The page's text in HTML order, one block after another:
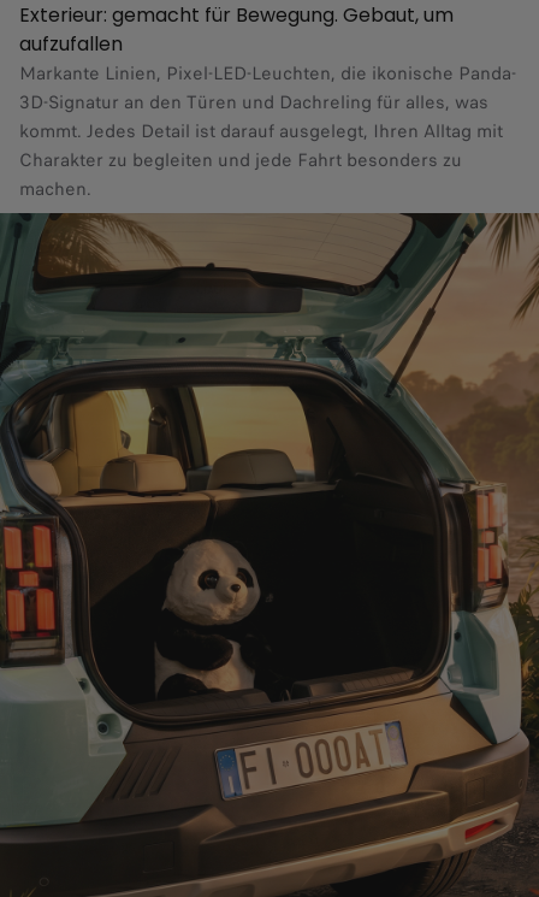
Exterieur: gemacht für Bewegung. Gebaut, um
aufzufallen
Markante Linien, Pixel-LED-Leuchten, die ikonische Panda-
3D-Signatur an den Türen und Dachreling für alles, was
kommt. Jedes Detail ist darauf ausgelegt, Ihren Alltag mit
Charakter zu begleiten und jede Fahrt besonders zu
machen.